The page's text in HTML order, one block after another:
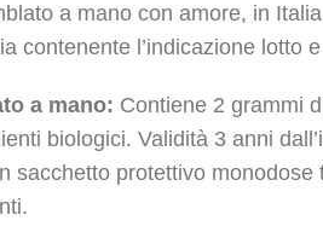
a mano con amore, in
contenente l’indicazione lotto
a mano: Contiene 2 grammi
biologici. Validità 3 anni
sacchetto protettivo monodose